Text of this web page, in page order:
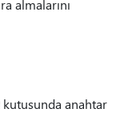
almalarını
anahtar